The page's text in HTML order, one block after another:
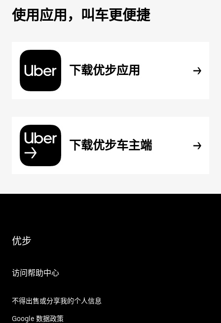
使用应用，叫车更便捷
下载优步应用
下载优步车主端
优步
访问帮助中心
不得出售或分享我的个人信息
Google 数据政策